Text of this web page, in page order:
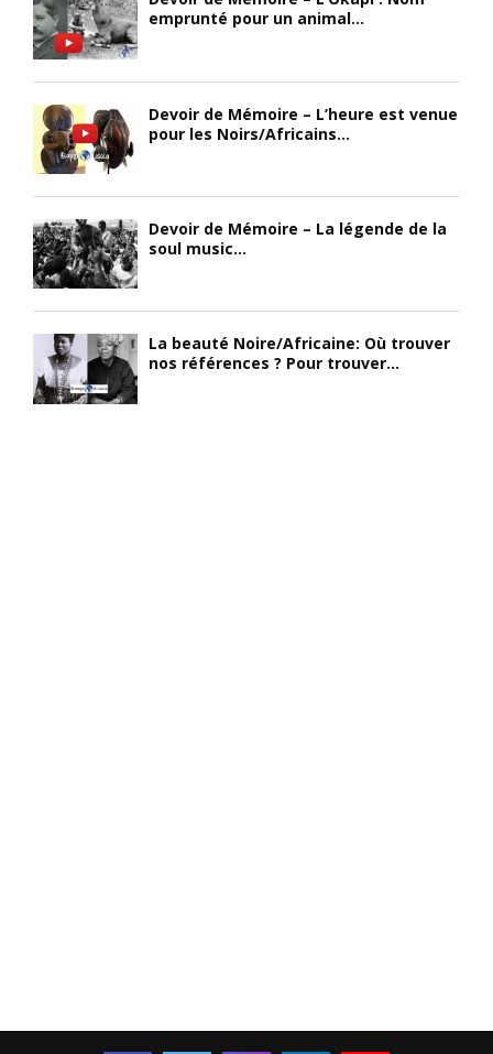
emprunté pour un animal...
Devoir de Mémoire – L’heure est venue
pour les Noirs/Africains...
Devoir de Mémoire – La légende de la
soul music...
La beauté Noire/Africaine: Où trouver
nos références ? Pour trouver...